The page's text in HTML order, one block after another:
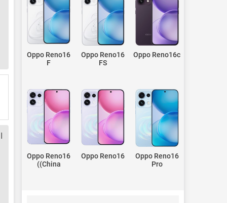
Oppo Reno16c
Oppo Reno16
FS
Oppo Reno16
F
Oppo Reno16
Pro
Oppo Reno16
Oppo Reno16
(China)